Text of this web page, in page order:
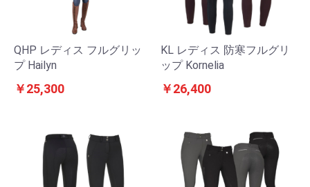
QHP レディス フルグリッ
プ Hailyn
￥25,300
KL レディス 防寒フルグリ
ップ Kornelia
￥26,400